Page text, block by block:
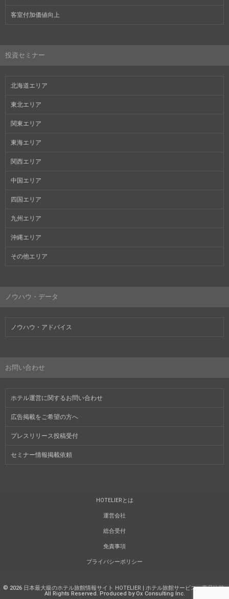
客室付加価値向上
投資セミナー
北海道エリア
東北エリア
関東エリア
東海エリア
関西エリア
中国エリア
四国エリア
九州エリア
沖縄エリア
その他エリア
ノウハウ・データ
ノウハウ・アドバイス
お問い合わせ
ホテル運営に関するお問い合わせ
広告掲載をご希望の方へ
プレスリリース投稿受付
セミナー情報掲載依頼
HOTELIERとは
運営会社
総合受付
免責事項
プライバシーポリシー
© 2026 日本最大級のホテル旅館情報サイト HOTELIER | ホテル旅館サービス・商品比較.
All Rights Reserved. Produced by Ox Consulting Inc.